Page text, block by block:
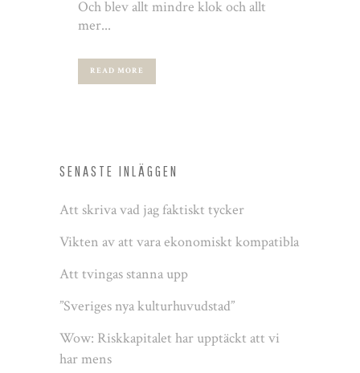
Och blev allt mindre klok och allt
mer...
READ MORE
SENASTE INLÄGGEN
Att skriva vad jag faktiskt tycker
Vikten av att vara ekonomiskt kompatibla
Att tvingas stanna upp
”Sveriges nya kulturhuvudstad”
Wow: Riskkapitalet har upptäckt att vi
har mens